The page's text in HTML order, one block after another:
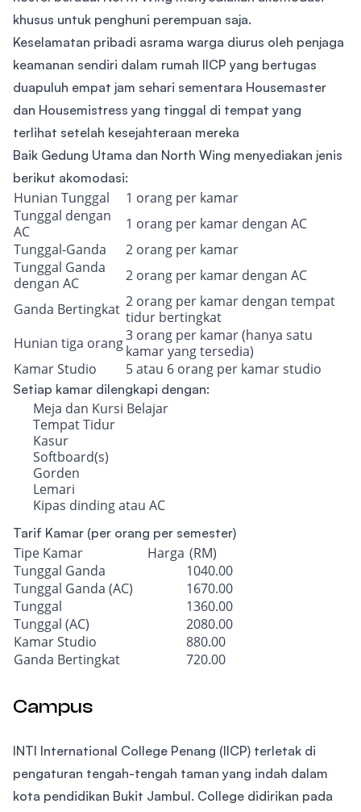
khusus untuk penghuni perempuan saja.
Keselamatan pribadi asrama warga diurus oleh penjaga
keamanan sendiri dalam rumah IICP yang bertugas
duapuluh empat jam sehari sementara Housemaster
dan Housemistress yang tinggal di tempat yang
terlihat setelah kesejahteraan mereka
Baik Gedung Utama dan North Wing menyediakan jenis
berikut akomodasi:
Hunian Tunggal
1 orang per kamar
Tunggal dengan
AC
1 orang per kamar dengan AC
Tunggal-Ganda
2 orang per kamar
Tunggal Ganda
dengan AC
2 orang per kamar dengan AC
Ganda Bertingkat 2 orang per kamar dengan tempat
tidur bertingkat
Hunian tiga orang3 orang per kamar (hanya satu
kamar yang tersedia)
Kamar Studio
5 atau 6 orang per kamar studio
Setiap kamar dilengkapi dengan:
Meja dan Kursi Belajar
Tempat Tidur
Kasur
Softboard(s)
Gorden
Lemari
Kipas dinding atau AC
Tarif Kamar (per orang per semester)
Tipe Kamar Harga (RM)
Tunggal Ganda
1040.00
Tunggal Ganda (AC)
1670.00
Tunggal
1360.00
Tunggal (AC)
2080.00
Kamar Studio
880.00
Ganda Bertingkat
720.00
Campus
INTI International College Penang (IICP) terletak di
pengaturan tengah-tengah taman yang indah dalam
kota pendidikan Bukit Jambul. College didirikan pada